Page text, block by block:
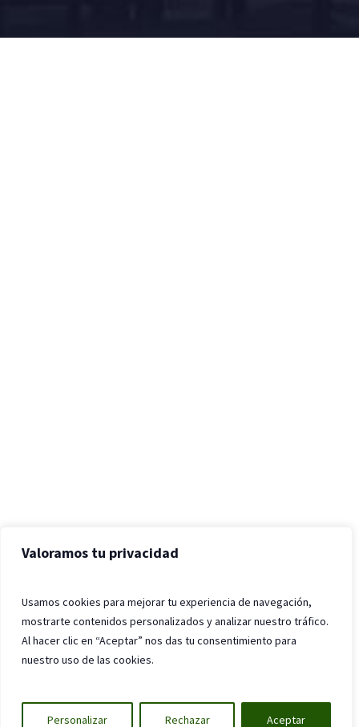
Valoramos tu privacidad
Usamos cookies para mejorar tu experiencia de navegación,
mostrarte contenidos personalizados y analizar nuestro tráfico.
Al hacer clic en “Aceptar” nos das tu consentimiento para
nuestro uso de las cookies.
Personalizar Rechazar Aceptar